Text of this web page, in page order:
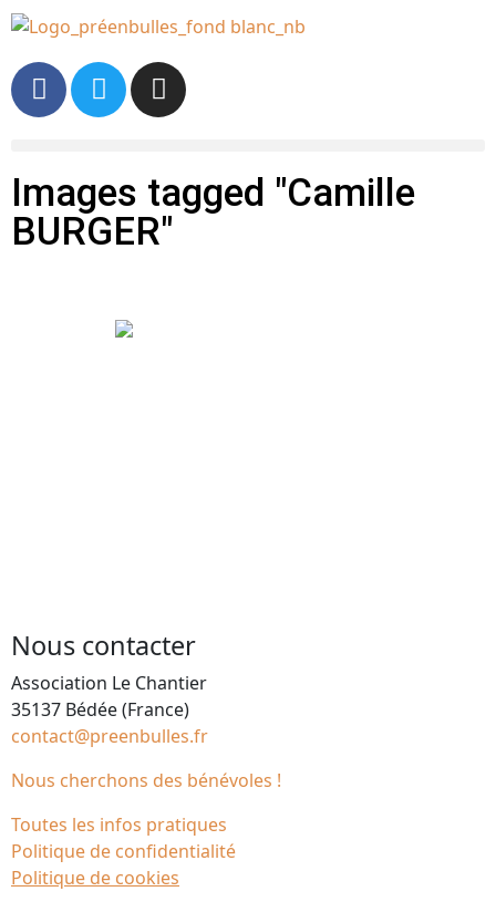
Images tagged "Camille
BURGER"
Nous contacter
Association Le Chantier
35137 Bédée (France)
contact@preenbulles.fr
Nous cherchons des bénévoles !
Toutes les infos pratiques
Politique de confidentialité
Politique de cookies